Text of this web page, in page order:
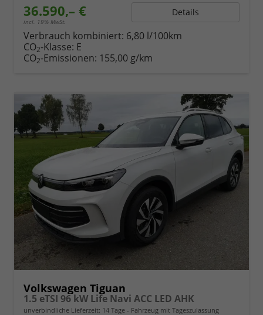
36.590,– €
incl. 19% MwSt.
Details
Verbrauch kombiniert: 6,80 l/100km
CO2-Klasse: E
CO2-Emissionen: 155,00 g/km
Volkswagen Tiguan
1.5 eTSI 96 kW Life Navi ACC LED AHK
unverbindliche Lieferzeit: 14 Tage Fahrzeug mit Tageszulassung